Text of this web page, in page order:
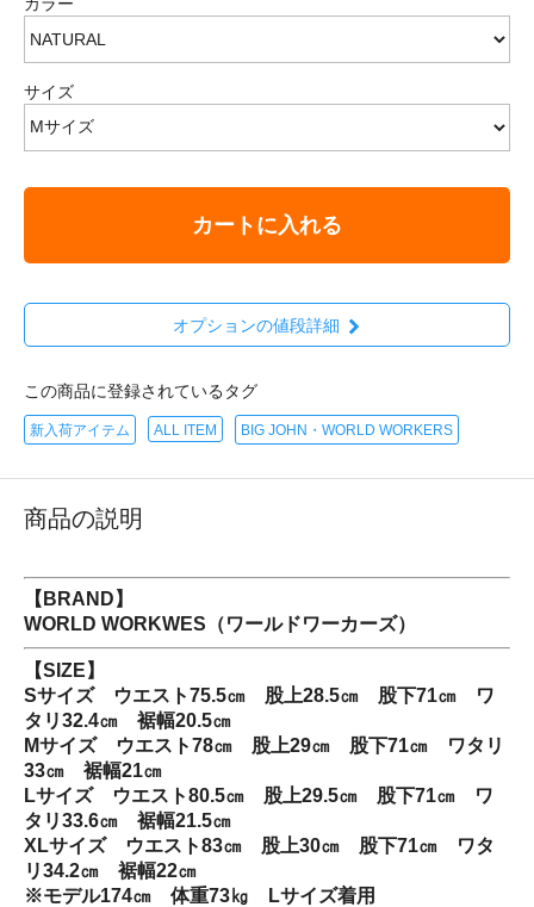
サイズ
カートに入れる
オプションの値段詳細
この商品に登録されているタグ
新入荷アイテム ALL ITEM BIG JOHN・WORLD WORKERS
商品の説明
【BRAND】
WORLD WORKWES（ワールドワーカーズ）
【SIZE】
Sサイズ ウエスト75.5㎝ 股上28.5㎝ 股下71㎝ ワ
タリ32.4㎝ 裾幅20.5㎝
Mサイズ ウエスト78㎝ 股上29㎝ 股下71㎝ ワタリ
33㎝ 裾幅21㎝
Lサイズ ウエスト80.5㎝ 股上29.5㎝ 股下71㎝ ワ
タリ33.6㎝ 裾幅21.5㎝
XLサイズ ウエスト83㎝ 股上30㎝ 股下71㎝ ワタ
リ34.2㎝ 裾幅22㎝
※モデル174㎝ 体重73㎏ Lサイズ着用